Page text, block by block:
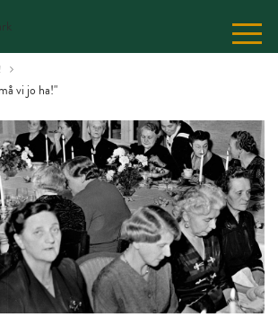
vi jo ha!"